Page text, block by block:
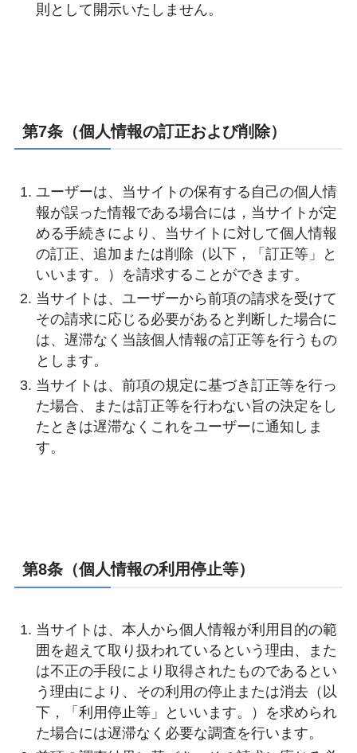
則として開示いたしません。
第7条（個人情報の訂正および削除）
ユーザーは、当サイトの保有する自己の個人情
報が誤った情報である場合には，当サイトが定
める手続きにより、当サイトに対して個人情報
の訂正、追加または削除（以下，「訂正等」と
いいます。）を請求することができます。
当サイトは、ユーザーから前項の請求を受けて
その請求に応じる必要があると判断した場合に
は、遅滞なく当該個人情報の訂正等を行うもの
とします。
当サイトは、前項の規定に基づき訂正等を行っ
た場合、または訂正等を行わない旨の決定をし
たときは遅滞なくこれをユーザーに通知しま
す。
第8条（個人情報の利用停止等）
当サイトは、本人から個人情報が利用目的の範
囲を超えて取り扱われているという理由、また
は不正の手段により取得されたものであるとい
う理由により、その利用の停止または消去（以
下，「利用停止等」といいます。）を求められ
た場合には遅滞なく必要な調査を行います。